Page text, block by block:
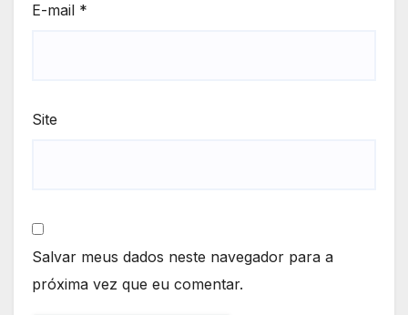
E-mail *
Site
Salvar meus dados neste navegador para a
próxima vez que eu comentar.